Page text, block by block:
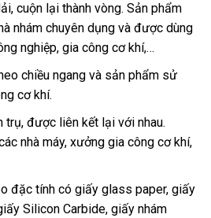
cuộn lại thành vòng. Sản phẩm
nhám chuyên dụng và được dùng
nghiệp, gia công cơ khí,…
chiều ngang và sản phẩm sử
cơ khí.
trụ, được liên kết lại với nhau.
nhà máy, xưởng gia công cơ khí,
đặc tính có giấy glass paper, giấy
Silicon Carbide, giấy nhám